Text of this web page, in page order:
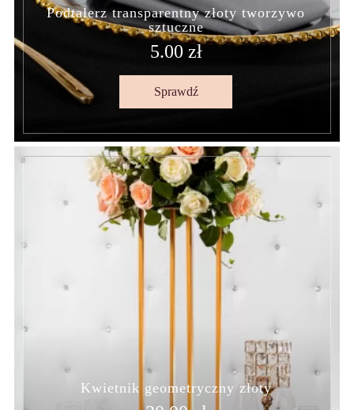
Podtalerz transparentny złoty tworzywo
sztuczne
5.00 zł
Sprawdź
Kwietnik geometryczny złoty